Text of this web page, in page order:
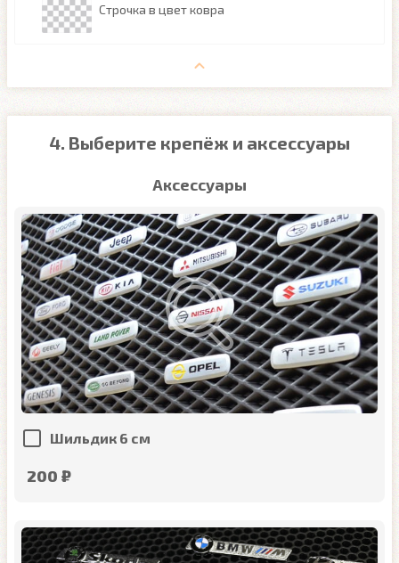
Строчка в цвет ковра
4. Выберите крепёж и аксессуары
Аксессуары
Шильдик 6 см
200 ₽